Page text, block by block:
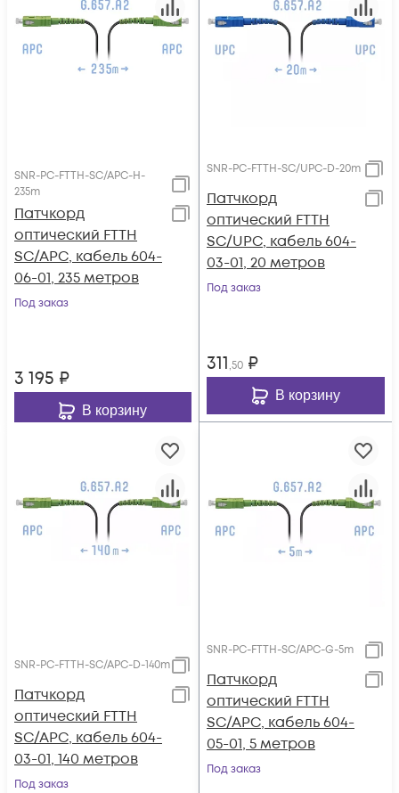
SNR-PC-FTTH-SC/APC-H-
235m
Патчкорд
оптический FTTH
SC/APC, кабель 604-
06-01, 235 метров
Под заказ
3 195 ₽
В корзину
SNR-PC-FTTH-SC/UPC-D-20m
Патчкорд
оптический FTTH
SC/UPC, кабель 604-
03-01, 20 метров
Под заказ
311,50 ₽
В корзину
SNR-PC-FTTH-SC/APC-D-140m
Патчкорд
оптический FTTH
SC/APC, кабель 604-
03-01, 140 метров
Под заказ
SNR-PC-FTTH-SC/APC-G-5m
Патчкорд
оптический FTTH
SC/APC, кабель 604-
05-01, 5 метров
Под заказ